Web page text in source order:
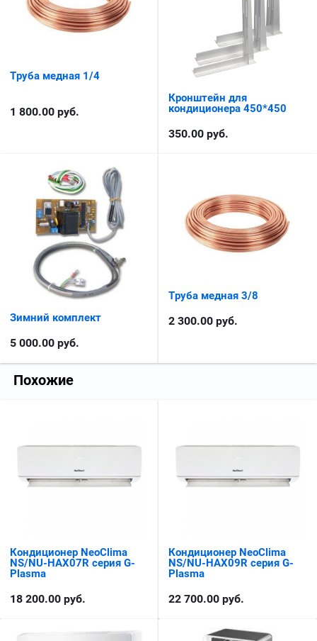
Труба медная 1/4
1 800.00 руб.
Кронштейн для
кондиционера 450*450
350.00 руб.
Зимний комплект
5 000.00 руб.
Труба медная 3/8
2 300.00 руб.
Похожие
Кондиционер NeoClima
NS/NU-HAX07R серия G-
Plasma
18 200.00 руб.
Кондиционер NeoClima
NS/NU-HAX09R серия G-
Plasma
22 700.00 руб.